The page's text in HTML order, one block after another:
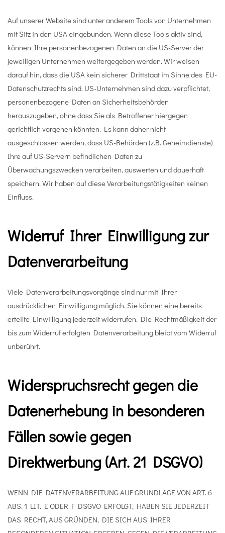
Auf unserer Website sind unter anderem Tools von Unternehmen
mit Sitz in den USA eingebunden. Wenn diese Tools aktiv sind,
können Ihre personenbezogenen Daten an die US-Server der
jeweiligen Unternehmen weitergegeben werden. Wir weisen
darauf hin, dass die USA kein sicherer Drittstaat im Sinne des EU-
Datenschutzrechts sind. US-Unternehmen sind dazu verpflichtet,
personenbezogene Daten an Sicherheitsbehörden
herauszugeben, ohne dass Sie als Betroffener hiergegen
gerichtlich vorgehen könnten. Es kann daher nicht
ausgeschlossen werden, dass US-Behörden (z.B. Geheimdienste)
Ihre auf US-Servern befindlichen Daten zu
Überwachungszwecken verarbeiten, auswerten und dauerhaft
speichern. Wir haben auf diese Verarbeitungstätigkeiten keinen
Einfluss.
Widerruf Ihrer Einwilligung zur
Datenverarbeitung
Viele Datenverarbeitungsvorgänge sind nur mit Ihrer
ausdrücklichen Einwilligung möglich. Sie können eine bereits
erteilte Einwilligung jederzeit widerrufen. Die Rechtmäßigkeit der
bis zum Widerruf erfolgten Datenverarbeitung bleibt vom Widerruf
unberührt.
Widerspruchsrecht gegen die
Datenerhebung in besonderen
Fällen sowie gegen
Direktwerbung (Art. 21 DSGVO)
WENN DIE DATENVERARBEITUNG AUF GRUNDLAGE VON ART. 6
ABS. 1 LIT. E ODER F DSGVO ERFOLGT, HABEN SIE JEDERZEIT
DAS RECHT, AUS GRÜNDEN, DIE SICH AUS IHRER